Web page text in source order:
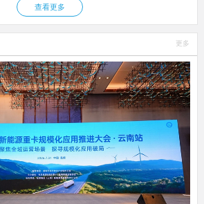
查看更多
更多